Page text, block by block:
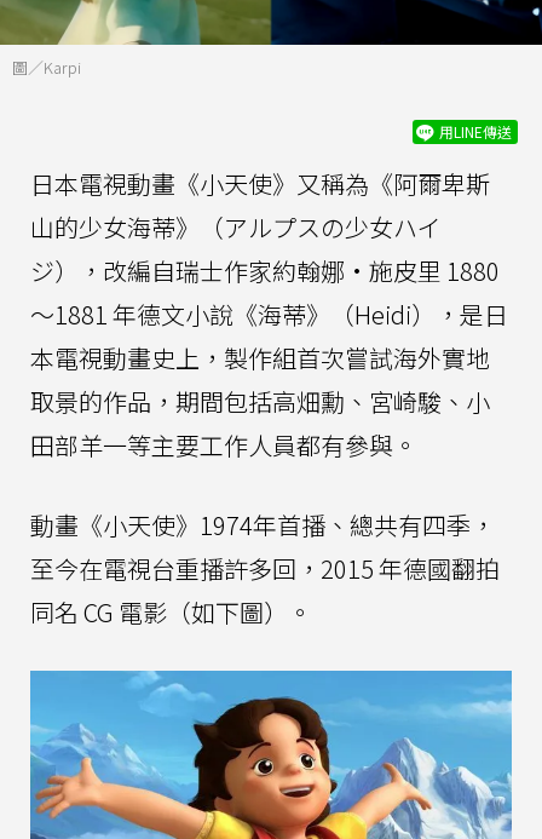
圖／Karpi
用LINE傳送
日本電視動畫《小天使》又稱為《阿爾卑斯
山的少女海蒂》（アルプスの少女ハイ
ジ），改編自瑞士作家約翰娜·施皮里 1880
～1881 年德文小說《海蒂》（Heidi），是日
本電視動畫史上，製作組首次嘗試海外實地
取景的作品，期間包括高畑勳、宮崎駿、小
田部羊一等主要工作人員都有參與。
動畫《小天使》1974年首播、總共有四季，
至今在電視台重播許多回，2015 年德國翻拍
同名 CG 電影（如下圖）。